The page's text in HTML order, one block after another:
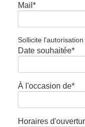
Mail*
Sollicite
Date souhaitée*
À l'occasion de*
Horaires